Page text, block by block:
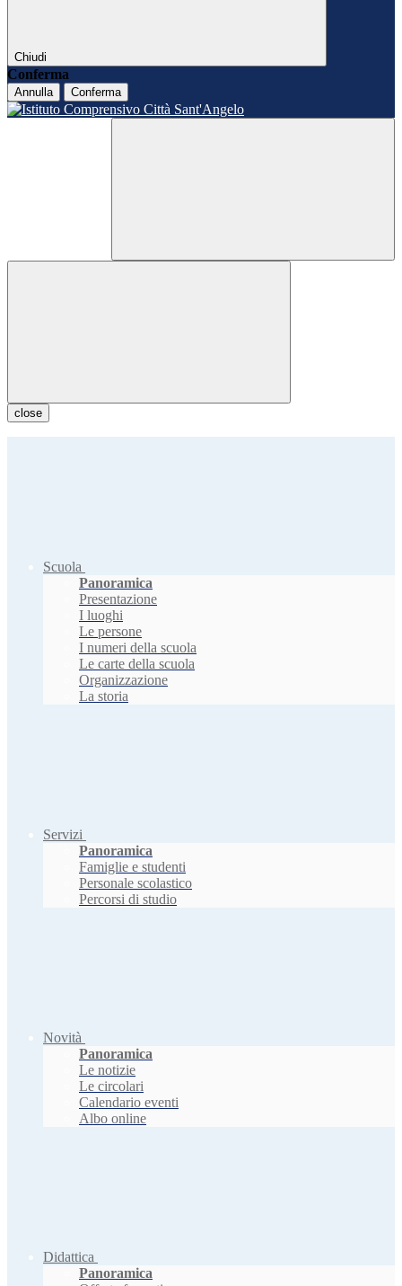
Chiudi
Conferma
Annulla Conferma
close
Scuola
Panoramica
Presentazione
I luoghi
Le persone
I numeri della scuola
Le carte della scuola
Organizzazione
La storia
Servizi
Panoramica
Famiglie e studenti
Personale scolastico
Percorsi di studio
Novità
Panoramica
Le notizie
Le circolari
Calendario eventi
Albo online
Didattica
Panoramica